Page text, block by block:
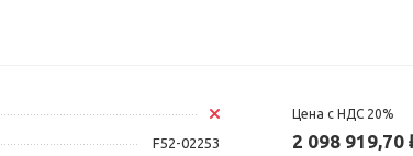
F52-02253
Цена с НДС 20%
2 098 919,70